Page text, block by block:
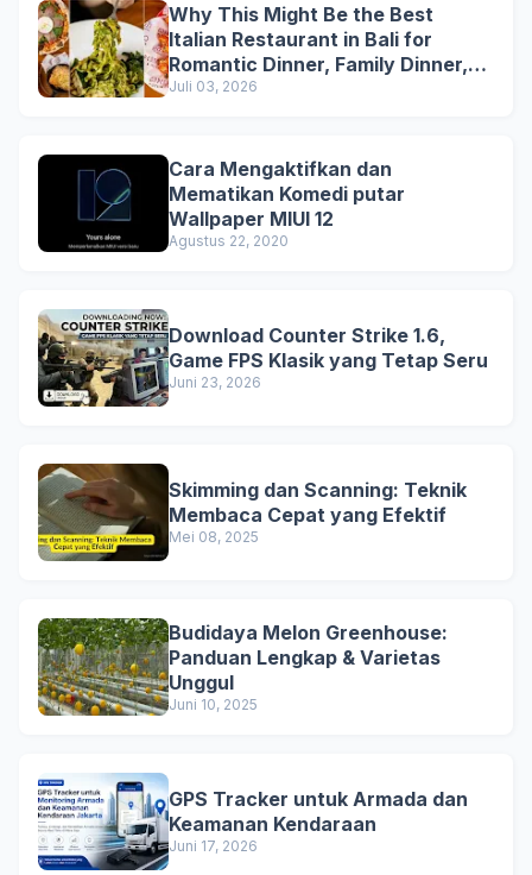
Why This Might Be the Best
Italian Restaurant in Bali for
Romantic Dinner, Family Dinner,
and Business Lunch
Juli 03, 2026
Cara Mengaktifkan dan
Mematikan Komedi putar
Wallpaper MIUI 12
Agustus 22, 2020
Download Counter Strike 1.6,
Game FPS Klasik yang Tetap Seru
Juni 23, 2026
Skimming dan Scanning: Teknik
Membaca Cepat yang Efektif
Mei 08, 2025
Budidaya Melon Greenhouse:
Panduan Lengkap & Varietas
Unggul
Juni 10, 2025
GPS Tracker untuk Armada dan
Keamanan Kendaraan
Juni 17, 2026